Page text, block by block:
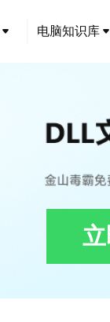
电脑知识库